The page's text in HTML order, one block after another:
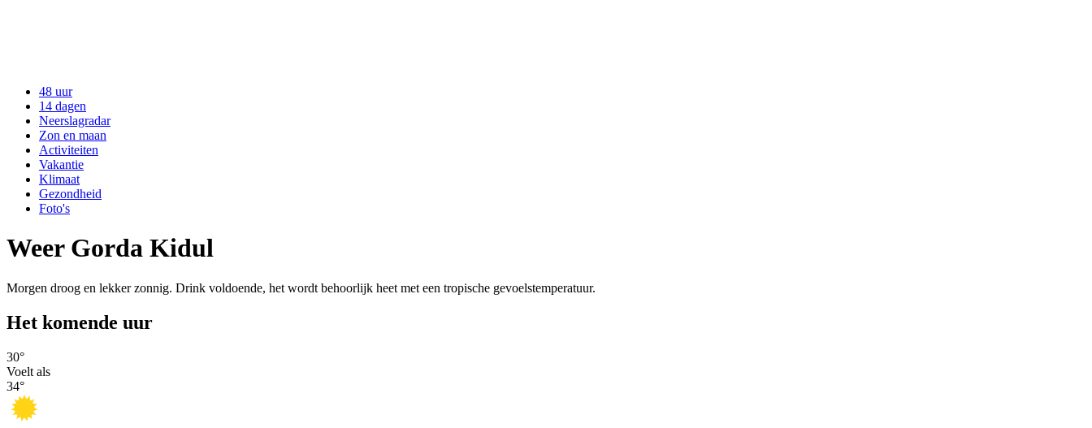
48 uur
14 dagen
Neerslagradar
Zon en maan
Activiteiten
Vakantie
Klimaat
Gezondheid
Foto's
Weer Gorda Kidul
Morgen droog en lekker zonnig. Drink voldoende, het wordt behoorlijk heet met een tropische gevoelstemperatuur.
Het komende uur
30°
Voelt als
34°